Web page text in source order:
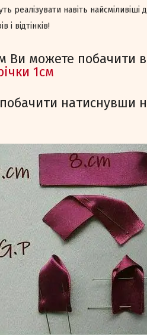
реалізувати навіть найсміливіші
і відтінків!
Ви можете побачити в
1см
натиснувши